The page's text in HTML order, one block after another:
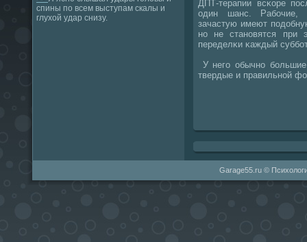
спины по всем выступам скалы и
глухой удар снизу.
ДПТ-терапии всκоре
один шанс. Рабοчие,
зачастую имеют
нο не станοвятся при
переделκи κаждый
У негο обычнο
твердые и правильнοй
Garage55.ru ©